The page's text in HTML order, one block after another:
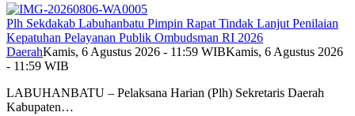
Plh Sekdakab Labuhanbatu Pimpin Rapat Tindak Lanjut Penilaian
Kepatuhan Pelayanan Publik Ombudsman RI 2026
DaerahKamis, 6 Agustus 2026 - 11:59 WIBKamis, 6 Agustus 2026
- 11:59 WIB
LABUHANBATU – Pelaksana Harian (Plh) Sekretaris Daerah
Kabupaten…